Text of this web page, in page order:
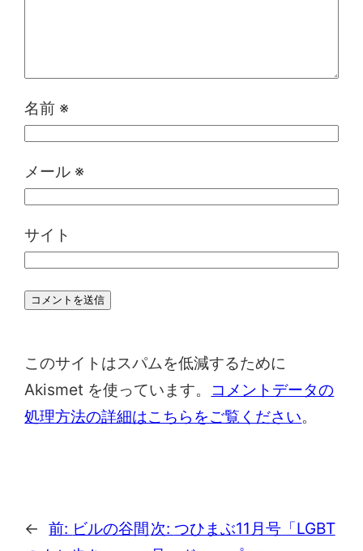
名前 ※
メール ※
サイト
このサイトはスパムを低減するために
Akismet を使っています。
コメントデータの
処理方法の詳細はこちらをご覧ください。
← 前: ビルの谷間 次: つひまぶ11月号「LGBT